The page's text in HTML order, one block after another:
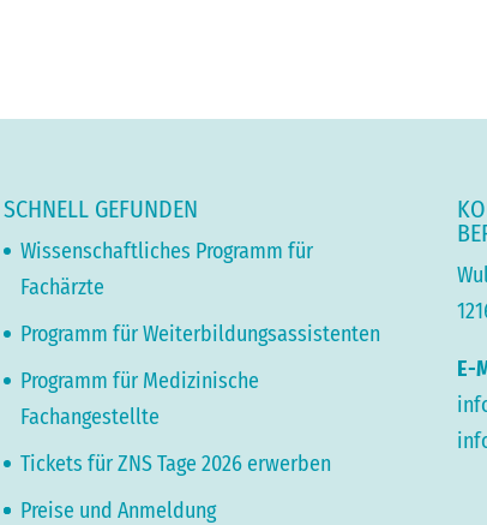
SCHNELL GEFUNDEN
Wissenschaftliches Programm für
Fachärzte
Programm für Weiterbildungsassistenten
Programm für Medizinische
Fachangestellte
Tickets für ZNS Tage 2026 erwerben
Preise und Anmeldung
E-